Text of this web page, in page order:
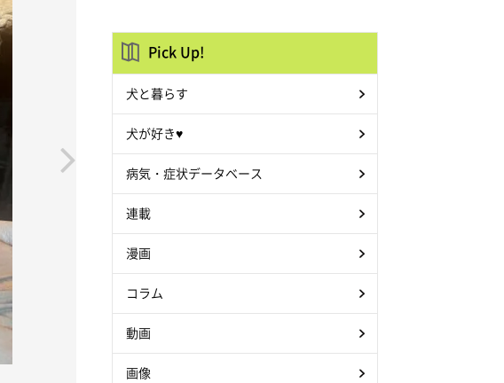
Pick Up!
犬と暮らす
犬が好き♥
病気・症状データベース
連載
漫画
コラム
動画
画像